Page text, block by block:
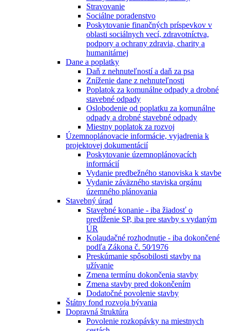
Stravovanie
Sociálne poradenstvo
Poskytovanie finančných príspevkov v
oblasti sociálnych vecí, zdravotníctva,
podpory a ochrany zdravia, charity a
humanitárnej
Dane a poplatky
Daň z nehnuteľností a daň za psa
Zníženie dane z nehnuteľnosti
Poplatok za komunálne odpady a drobné
stavebné odpady
Oslobodenie od poplatku za komunálne
odpady a drobné stavebné odpady
Miestny poplatok za rozvoj
Územnoplánovacie informácie, vyjadrenia k
projektovej dokumentácií
Poskytovanie územnoplánovacích
informácií
Vydanie predbežného stanoviska k stavbe
Vydanie záväzného staviska orgánu
územného plánovania
Stavebný úrad
Stavebné konanie - iba žiadosť o
predĺženie SP, iba pre stavby s vydaným
ÚR
Kolaudačné rozhodnutie - iba dokončené
podľa Zákona č. 50⁄1976
Preskúmanie spôsobilosti stavby na
užívanie
Zmena termínu dokončenia stavby
Zmena stavby pred dokončením
Dodatočné povolenie stavby
Štátny fond rozvoja bývania
Dopravná štruktúra
Povolenie rozkopávky na miestnych